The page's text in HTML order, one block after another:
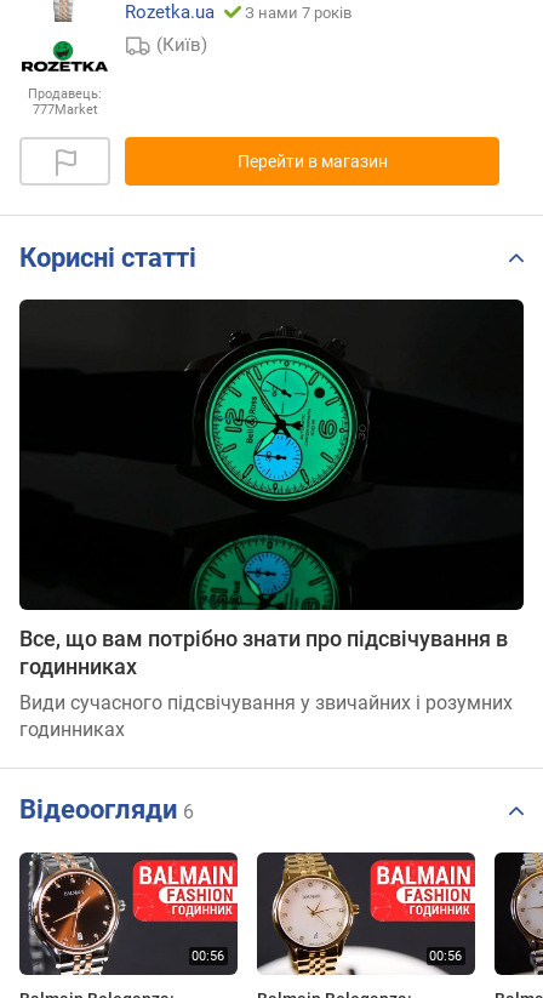
Продавець:
777Market
Rozetka.ua
З нами 7 років
(Київ)
Перейти в магазин
Корисні статті
Все, що вам потрібно знати про підсвічування в
годинниках
Види сучасного підсвічування у звичайних і розумних
годинниках
Відеоогляди 6